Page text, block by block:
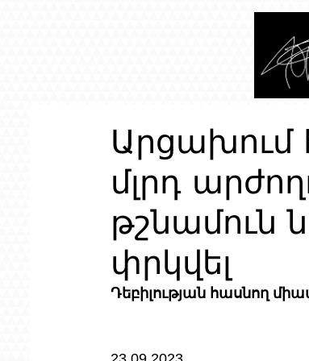
Արցախում
մլրդ
թշնամուն
փրկվել
Դեբիլության հասնող